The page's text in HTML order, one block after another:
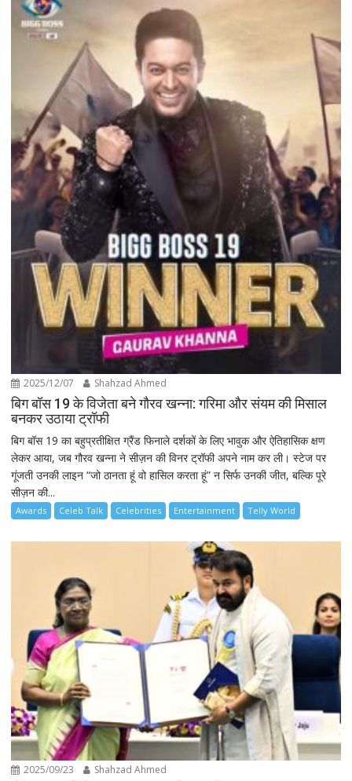
2025/12/07 Shahzad Ahmed
बिग बॉस 19 के विजेता बने गौरव खन्ना: गरिमा और संयम की मिसाल
बनकर उठाया ट्रॉफी
बिग बॉस 19 का बहुप्रतीक्षित ग्रैंड फिनाले दर्शकों के लिए भावुक और ऐतिहासिक क्षण
लेकर आया, जब गौरव खन्ना ने सीज़न की विनर ट्रॉफी अपने नाम कर ली। स्टेज पर
गूंजती उनकी लाइन “जो ठानता हूं वो हासिल करता हूं” न सिर्फ उनकी जीत, बल्कि पूरे
सीज़न की...
Awards Celeb Talk Celebrities Entertainment Telly World
2025/09/23 Shahzad Ahmed